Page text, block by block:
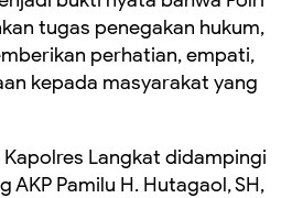
tugas penegakan hukum,
perhatian, empati,
kepada masyarakat yang
Langkat didampingi
AKP Pamilu H. Hutagaol, SH,